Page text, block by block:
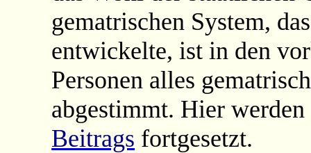
gematrischen System,
entwickelte, ist in den
Personen alles
abgestimmt. Hier
Beitrags fortgesetzt.